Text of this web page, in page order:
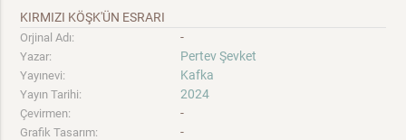
KIRMIZI KÖŞK'ÜN ESRARI
Orjinal Adı: -
Yazar: Pertev Şevket
Yayınevi: Kafka
Yayın Tarihi: 2024
Çevirmen: -
Grafik Tasarım: -